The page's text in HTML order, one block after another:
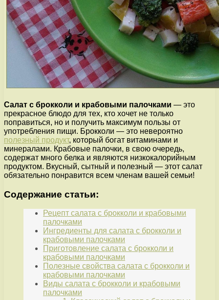
Салат с брокколи и крабовыми палочками — это
прекрасное блюдо для тех, кто хочет не только
поправиться, но и получить максимум пользы от
употребления пищи. Брокколи — это невероятно
полезный продукт, который богат витаминами и
минералами. Крабовые палочки, в свою очередь,
содержат много белка и являются низкокалорийным
продуктом. Вкусный, сытный и полезный — этот салат
обязательно понравится всем членам вашей семьи!
Содержание статьи:
Рецепт салата с брокколи и крабовыми
палочками
Ингредиенты для салата с брокколи и
крабовыми палочками
Приготовление салата с брокколи и
крабовыми палочками
Полезные свойства салата с брокколи и
крабовыми палочками
Виды салата с брокколи и крабовыми
палочками